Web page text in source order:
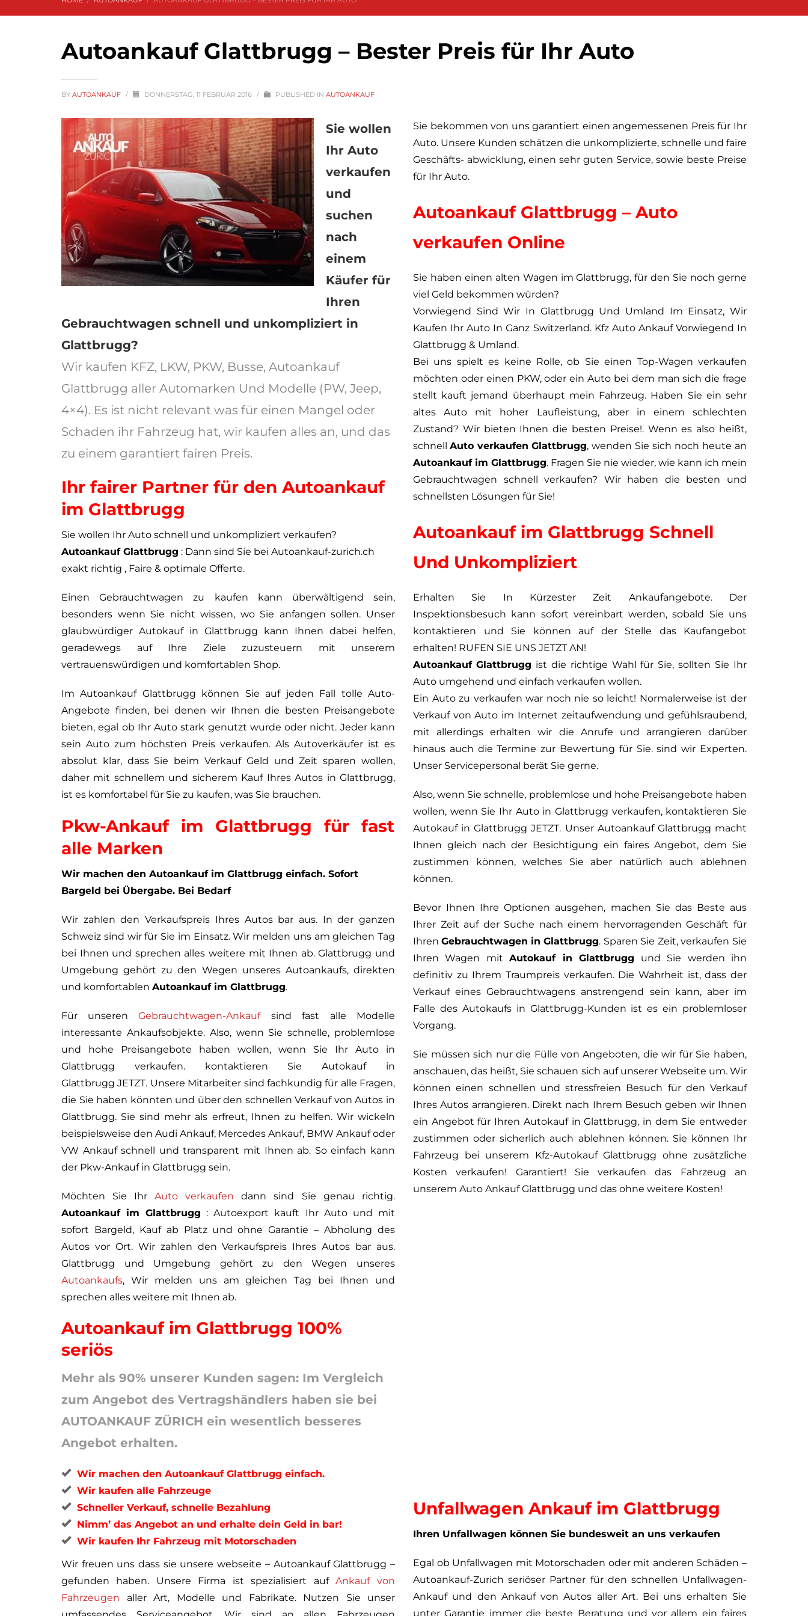
Autoankauf Glattbrugg – Bester Preis für Ihr Auto‎
BY AUTOANKAUF / DONNERSTAG, 11 FEBRUAR 2016 / PUBLISHED IN AUTOANKAUF
Sie wollen
Ihr Auto
verkaufen
und
suchen
nach
einem
Käufer für
Ihren
Gebrauchtwagen schnell und unkompliziert in
Glattbrugg?
Wir kaufen KFZ, LKW, PKW, Busse, Autoankauf
Glattbrugg aller Automarken Und Modelle (PW, Jeep,
4×4). Es ist nicht relevant was für einen Mangel oder
Schaden ihr Fahrzeug hat, wir kaufen alles an, und das
zu einem garantiert fairen Preis.
Ihr fairer Partner für den Autoankauf
im Glattbrugg
Sie wollen Ihr Auto schnell und unkompliziert verkaufen?
Autoankauf Glattbrugg : Dann sind Sie bei Autoankauf-zurich.ch
exakt richtig , Faire & optimale Offerte.
Einen Gebrauchtwagen zu kaufen kann überwältigend sein,
besonders wenn Sie nicht wissen, wo Sie anfangen sollen. Unser
glaubwürdiger Autokauf in Glattbrugg kann Ihnen dabei helfen,
geradewegs auf Ihre Ziele zuzusteuern mit unserem
vertrauenswürdigen und komfortablen Shop.
Im Autoankauf Glattbrugg können Sie auf jeden Fall tolle Auto-
Angebote finden, bei denen wir Ihnen die besten Preisangebote
bieten, egal ob Ihr Auto stark genutzt wurde oder nicht. Jeder kann
sein Auto zum höchsten Preis verkaufen. Als Autoverkäufer ist es
absolut klar, dass Sie beim Verkauf Geld und Zeit sparen wollen,
daher mit schnellem und sicherem Kauf Ihres Autos in Glattbrugg,
ist es komfortabel für Sie zu kaufen, was Sie brauchen.
Pkw-Ankauf im Glattbrugg für fast
alle Marken
Wir machen den Autoankauf im Glattbrugg einfach. Sofort
Bargeld bei Übergabe. Bei Bedarf
Wir zahlen den Verkaufspreis Ihres Autos bar aus. In der ganzen
Schweiz sind wir für Sie im Einsatz. Wir melden uns am gleichen Tag
bei Ihnen und sprechen alles weitere mit Ihnen ab. Glattbrugg und
Umgebung gehört zu den Wegen unseres Autoankaufs, direkten
und komfortablen Autoankauf im Glattbrugg.
Für unseren Gebrauchtwagen-Ankaufsind fast alle Modelle
interessante Ankaufsobjekte. Also, wenn Sie schnelle, problemlose
und hohe Preisangebote haben wollen, wenn Sie Ihr Auto in
Glattbrugg verkaufen. kontaktieren Sie Autokauf in
Glattbrugg JETZT. Unsere Mitarbeiter sind fachkundig für alle Fragen,
die Sie haben könnten und über den schnellen Verkauf von Autos in
Glattbrugg. Sie sind mehr als erfreut, Ihnen zu helfen. Wir wickeln
beispielsweise den Audi Ankauf, Mercedes Ankauf, BMW Ankauf oder
VW Ankauf schnell und transparent mit Ihnen ab. So einfach kann
der Pkw-Ankauf in Glattbrugg sein.
Möchten Sie Ihr Auto verkaufen dann sind Sie genau richtig.
Autoankauf im Glattbrugg : Autoexport kauft Ihr Auto und mit
sofort Bargeld, Kauf ab Platz und ohne Garantie – Abholung des
Autos vor Ort. Wir zahlen den Verkaufspreis Ihres Autos bar aus.
Glattbrugg und Umgebung gehört zu den Wegen unseres
Autoankaufs, Wir melden uns am gleichen Tag bei Ihnen und
sprechen alles weitere mit Ihnen ab.
Autoankauf im Glattbrugg 100%
seriös
Mehr als 90% unserer Kunden sagen: Im Vergleich
zum Angebot des Vertragshändlers haben sie bei
AUTOANKAUF ZÜRICH ein wesentlich besseres
Angebot erhalten.
Wir machen den Autoankauf Glattbrugg einfach.
Wir kaufen alle Fahrzeuge
Schneller Verkauf, schnelle Bezahlung
Nimm’ das Angebot an und erhalte dein Geld in bar!
Wir kaufen Ihr Fahrzeug mit Motorschaden
Wir freuen uns dass sie unsere webseite – Autoankauf Glattbrugg –
gefunden haben. Unsere Firma ist spezialisiert auf Ankauf von
Fahrzeugen aller Art, Modelle und Fabrikate. Nutzen Sie unser
Sie bekommen von uns garantiert einen angemessenen Preis für Ihr
Auto. Unsere Kunden schätzen die unkomplizierte, schnelle und faire
Geschäfts- abwicklung, einen sehr guten Service, sowie beste Preise
für Ihr Auto.
Autoankauf Glattbrugg – Auto
verkaufen Online
Sie haben einen alten Wagen im Glattbrugg, für den Sie noch gerne
viel Geld bekommen würden?
Vorwiegend Sind Wir In Glattbrugg Und Umland Im Einsatz, Wir
Kaufen Ihr Auto In Ganz Switzerland. Kfz Auto Ankauf Vorwiegend In
Glattbrugg & Umland.
Bei uns spielt es keine Rolle, ob Sie einen Top-Wagen verkaufen
möchten oder einen PKW, oder ein Auto bei dem man sich die frage
stellt kauft jemand überhaupt mein Fahrzeug. Haben Sie ein sehr
altes Auto mit hoher Laufleistung, aber in einem schlechten
Zustand? Wir bieten Ihnen die besten Preise!. Wenn es also heißt,
schnell Auto verkaufen Glattbrugg, wenden Sie sich noch heute an
Autoankauf im Glattbrugg. Fragen Sie nie wieder, wie kann ich mein
Gebrauchtwagen schnell verkaufen? Wir haben die besten und
schnellsten Lösungen für Sie!
Autoankauf im Glattbrugg Schnell
Und Unkompliziert
Erhalten Sie In Kürzester Zeit Ankaufangebote. Der
Inspektionsbesuch kann sofort vereinbart werden, sobald Sie uns
kontaktieren und Sie können auf der Stelle das Kaufangebot
erhalten! RUFEN SIE UNS JETZT AN!
Autoankauf Glattbrugg ist die richtige Wahl für Sie, sollten Sie Ihr
Auto umgehend und einfach verkaufen wollen.
Ein Auto zu verkaufen war noch nie so leicht! Normalerweise ist der
Verkauf von Auto im Internet zeitaufwendung und gefühlsraubend,
mit allerdings erhalten wir die Anrufe und arrangieren darüber
hinaus auch die Termine zur Bewertung für Sie. sind wir Experten.
Unser Servicepersonal berät Sie gerne.
Also, wenn Sie schnelle, problemlose und hohe Preisangebote haben
wollen, wenn Sie Ihr Auto in Glattbrugg verkaufen, kontaktieren Sie
Autokauf in Glattbrugg JETZT. Unser Autoankauf Glattbrugg macht
Ihnen gleich nach der Besichtigung ein faires Angebot, dem Sie
zustimmen können, welches Sie aber natürlich auch ablehnen
können.
Bevor Ihnen Ihre Optionen ausgehen, machen Sie das Beste aus
Ihrer Zeit auf der Suche nach einem hervorragenden Geschäft für
Ihren Gebrauchtwagen in Glattbrugg. Sparen Sie Zeit, verkaufen Sie
Ihren Wagen mit Autokauf in Glattbrugg und Sie werden ihn
definitiv zu Ihrem Traumpreis verkaufen. Die Wahrheit ist, dass der
Verkauf eines Gebrauchtwagens anstrengend sein kann, aber im
Falle des Autokaufs in Glattbrugg-Kunden ist es ein problemloser
Vorgang.
Sie müssen sich nur die Fülle von Angeboten, die wir für Sie haben,
anschauen, das heißt, Sie schauen sich auf unserer Webseite um. Wir
können einen schnellen und stressfreien Besuch für den Verkauf
Ihres Autos arrangieren. Direkt nach Ihrem Besuch geben wir Ihnen
ein Angebot für Ihren Autokauf in Glattbrugg, in dem Sie entweder
zustimmen oder sicherlich auch ablehnen können. Sie können Ihr
Fahrzeug bei unserem Kfz-Autokauf Glattbrugg ohne zusätzliche
Kosten verkaufen! Garantiert! Sie verkaufen das Fahrzeug an
unserem Auto Ankauf Glattbrugg und das ohne weitere Kosten!
Unfallwagen Ankauf im Glattbrugg
Ihren Unfallwagen können Sie bundesweit an uns verkaufen
Egal ob Unfallwagen mit Motorschaden oder mit anderen Schäden –
Autoankauf-Zurich seriöser Partner für den schnellen Unfallwagen-
Ankauf und den Ankauf von Autos aller Art. Bei uns erhalten Sie
unter Garantie immer die beste Beratung und vor allem ein faires